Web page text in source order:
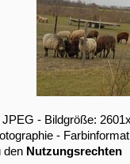
- Bildgröße:
-
den Nutzungsrechten